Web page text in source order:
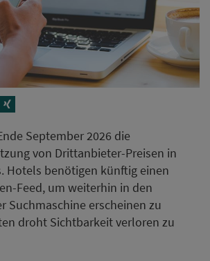
September 2026 die
von Drittanbieter-Preisen in
Hotels benötigen künftig einen
Feed, um weiterhin in den
Suchmaschine erscheinen zu
droht Sichtbarkeit verloren zu